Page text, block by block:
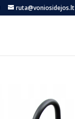
ruta@voniosidejos.lt